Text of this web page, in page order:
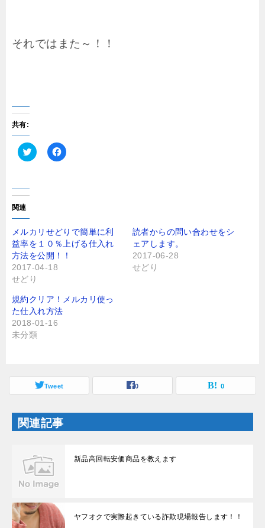
それではまた～！！
共有:
ク
し
て
T
i
t
t
e
r
で
共
有
(
し
い
ウ
ィ
ン
ド
ま
F
共
有
す
る
に
は
ク
し
て
く
い
ウ
ィ
ウ
で
開
)
関連
メルカリせどりで簡単に利
益率を１０％上げる仕入れ
方法を公開！！
2017-04-18
せどり
読者からの問い合わせをシ
ェアします。
2017-06-28
せどり
規約クリア！メルカリ使っ
た仕入れ方法
2018-01-16
未分類
Tweet 0 0
関連記事
新品高回転安価商品を教えます
ヤフオクで実際起きている詐欺現場報告します！！